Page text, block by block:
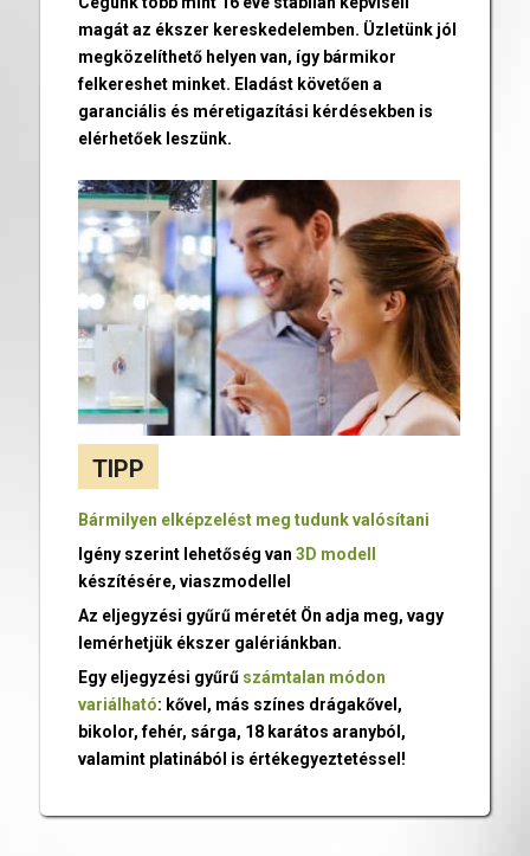
magát az ékszer kereskedelemben. Üzletünk jól
megközelíthető helyen van, így bármikor
felkereshet minket. Eladást követően a
garanciális és méretigazítási kérdésekben is
elérhetőek leszünk.
TIPP
Bármilyen elképzelést meg tudunk valósítani
Igény szerint lehetőség van 3D modell
készítésére, viaszmodellel
Az eljegyzési gyűrű méretét Ön adja meg, vagy
lemérhetjük ékszer galériánkban.
Egy eljegyzési gyűrű számtalan módon
variálható: kővel, más színes drágakővel,
bikolor, fehér, sárga, 18 karátos aranyból,
valamint platinából is értékegyeztetéssel!